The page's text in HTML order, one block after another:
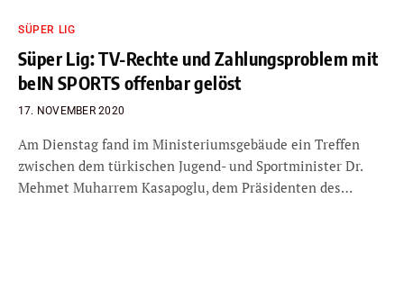
SÜPER LIG
Süper Lig: TV-Rechte und Zahlungsproblem mit
beIN SPORTS offenbar gelöst
17. NOVEMBER 2020
Am Dienstag fand im Ministeriumsgebäude ein Treffen
zwischen dem türkischen Jugend- und Sportminister Dr.
Mehmet Muharrem Kasapoglu, dem Präsidenten des…